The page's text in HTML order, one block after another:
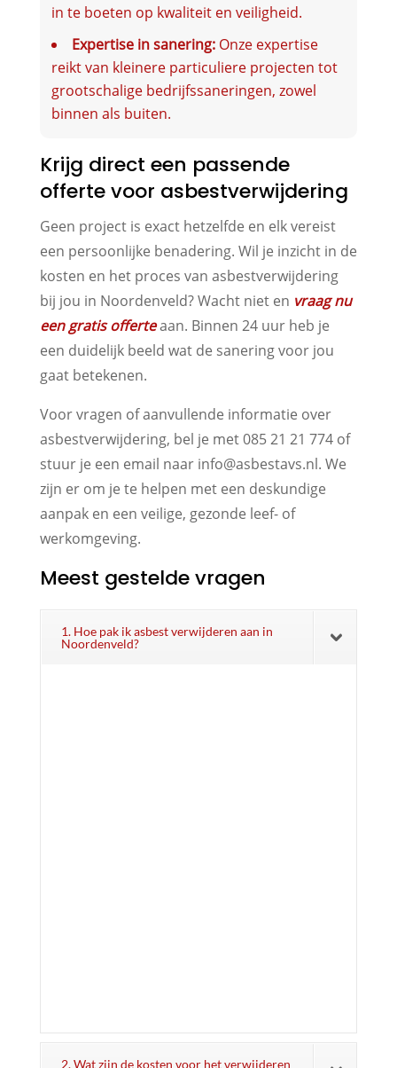
in te boeten op kwaliteit en veiligheid.
Expertise in sanering:Onze expertise
reikt van kleinere particuliere projecten tot
grootschalige bedrijfssaneringen, zowel
binnen als buiten.
Krijg direct een passende
offerte voor asbestverwijdering
Geen project is exact hetzelfde en elk vereist
een persoonlijke benadering. Wil je inzicht in de
kosten en het proces van asbestverwijdering
bij jou in Noordenveld? Wacht niet en vraag nu
een gratis offerteaan. Binnen 24 uur heb je
een duidelijk beeld wat de sanering voor jou
gaat betekenen.
Voor vragen of aanvullende informatie over
asbestverwijdering, bel je met 085 21 21 774 of
stuur je een email naar info@asbestavs.nl. We
zijn er om je te helpen met een deskundige
aanpak en een veilige, gezonde leef- of
werkomgeving.
Meest gestelde vragen
1. Hoe pak ik asbest verwijderen aan in
Noordenveld?
2. Wat zijn de kosten voor het verwijderen